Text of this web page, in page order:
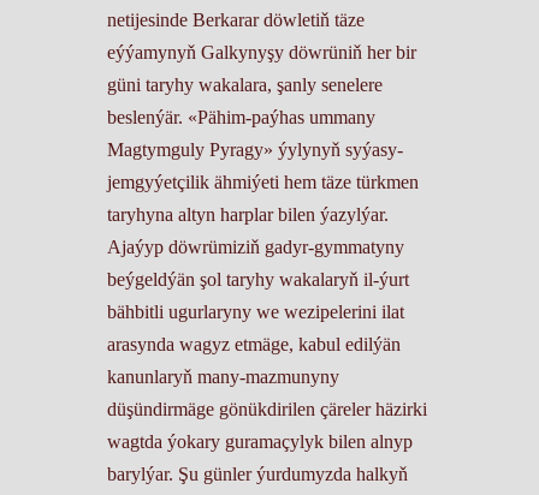
netijesinde Berkarar döwletiň täze
eýýamynyň Galkynyşy döwrüniň her bir
güni taryhy wakalara, şanly senelere
beslenýär. «Pähim-paýhas ummany
Magtymguly Pyragy» ýylynyň syýasy-
jemgyýetçilik ähmiýeti hem täze türkmen
taryhyna altyn harplar bilen ýazylýar.
Ajaýyp döwrümiziň gadyr-gymmatyny
beýgeldýän şol taryhy wakalaryň il-ýurt
bähbitli ugurlaryny we wezipelerini ilat
arasynda wagyz etmäge, kabul edilýän
kanunlaryň many-mazmunyny
düşündirmäge gönükdirilen çäreler häzirki
wagtda ýokary guramaçylyk bilen alnyp
barylýar. Şu günler ýurdumyzda halkyň